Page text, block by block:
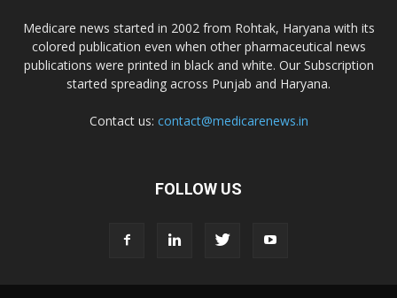
Medicare news started in 2002 from Rohtak, Haryana with its
colored publication even when other pharmaceutical news
publications were printed in black and white. Our Subscription
started spreading across Punjab and Haryana.
Contact us: contact@medicarenews.in
FOLLOW US